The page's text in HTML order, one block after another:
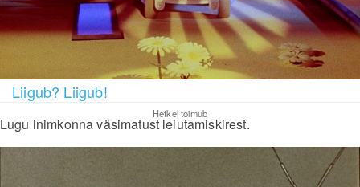
Liigub? Liigub!
Hetkel toimub
Lugu inimkonna väsimatust leiutamiskirest.